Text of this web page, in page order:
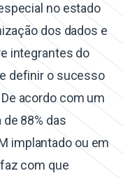
no estado
dos dados e
integrantes do
definir o sucesso
acordo com um
88% das
implantado ou em
com que